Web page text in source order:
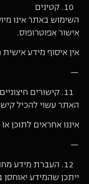
קטינים
אישור אפוטרופוס.
אין איסוף מידע אישית
—
קישורים חיצוניים
האתר עשוי להכיל
איננו אחראים לתוכן
—
העברת מידע
ייתכן שהמידע